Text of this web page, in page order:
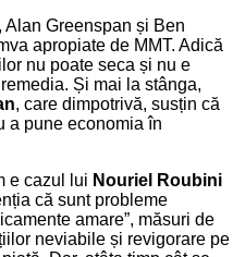
Greenspan și Ben
apropiate de MMT. Adică
nu poate seca și nu e
Și mai la stânga,
, care dimpotrivă, susțin că
a pune economia în
e cazul lui Nouriel Roubini
că sunt probleme
amare”, măsuri de
neviabile și revigorare pe